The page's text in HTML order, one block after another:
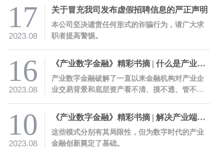
17
2023.08
关于冒充我司发布虚假招聘信息的严正声明
本公司坚决谴责任何形式的诈骗行为，请广大求
职者提高警惕。
16
2023.08
《产业数字金融》精彩书摘 | 什么是产业数字金融
产业数字金融破解了一直以来金融机构对产业企
业交易背景和底层资产看不清、摸不透、管不
本。
10
2023.08
《产业数字金融》精彩书摘 | 解决产业端金融供给痛点的四种探索模式
这些模式分别有其局限性，但为数字时代的产业
金融创新奠定了基础。